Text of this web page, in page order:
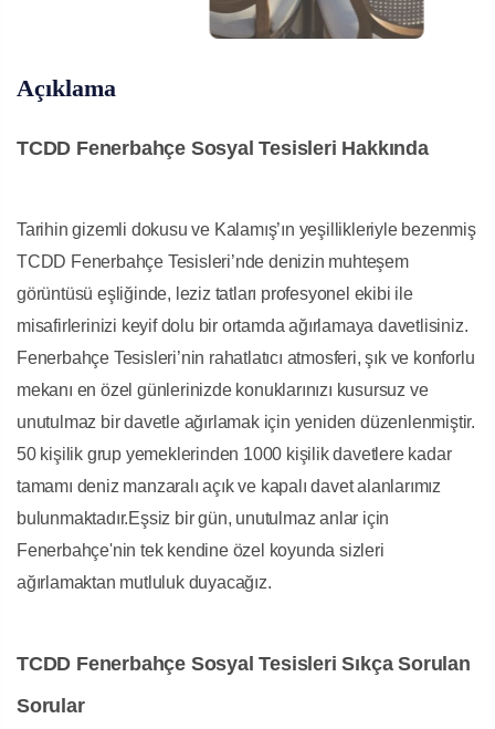
Açıklama
TCDD Fenerbahçe Sosyal Tesisleri Hakkında
Tarihin gizemli dokusu ve Kalamış’ın yeşillikleriyle bezenmiş
TCDD Fenerbahçe Tesisleri’nde denizin muhteşem
görüntüsü eşliğinde, leziz tatları profesyonel ekibi ile
misafirlerinizi keyif dolu bir ortamda ağırlamaya davetlisiniz.
Fenerbahçe Tesisleri’nin rahatlatıcı atmosferi, şık ve konforlu
mekanı en özel günlerinizde konuklarınızı kusursuz ve
unutulmaz bir davetle ağırlamak için yeniden düzenlenmiştir.
50 kişilik grup yemeklerinden 1000 kişilik davetlere kadar
tamamı deniz manzaralı açık ve kapalı davet alanlarımız
bulunmaktadır.Eşsiz bir gün, unutulmaz anlar için
Fenerbahçe'nin tek kendine özel koyunda sizleri
ağırlamaktan mutluluk duyacağız.
TCDD Fenerbahçe Sosyal Tesisleri Sıkça Sorulan
Sorular